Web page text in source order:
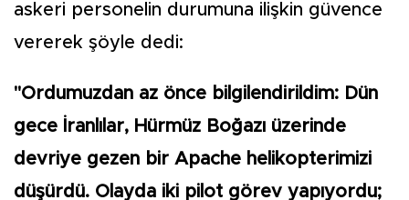
askeri personelin durumuna ilişkin güvence
vererek şöyle dedi:
"Ordumuzdan az önce bilgilendirildim: Dün
gece İranlılar, Hürmüz Boğazı üzerinde
devriye gezen bir Apache helikopterimizi
düşürdü. Olayda iki pilot görev yapıyordu;